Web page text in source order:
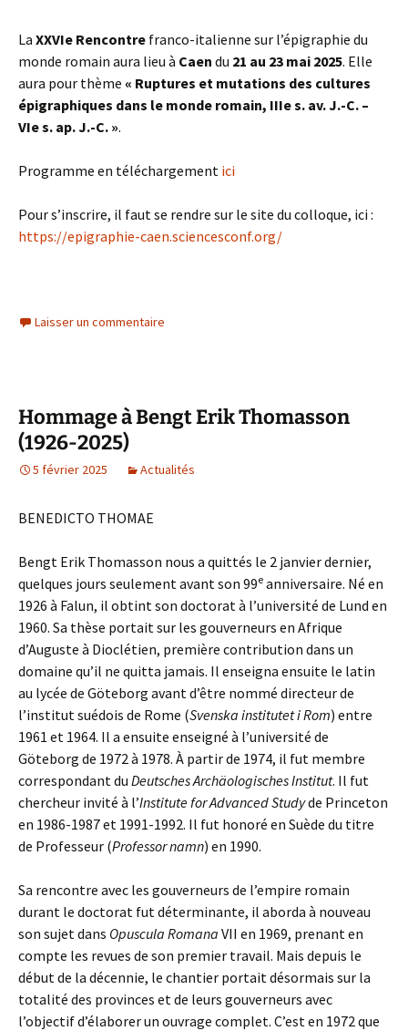
La XXVIe Rencontre franco-italienne sur l’épigraphie du
monde romain aura lieu à Caen du 21 au 23 mai 2025. Elle
aura pour thème « Ruptures et mutations des cultures
épigraphiques dans le monde romain, IIIe s. av. J.-C. –
VIe s. ap. J.-C. ».
Programme en téléchargement ici
Pour s’inscrire, il faut se rendre sur le site du colloque, ici :
https://epigraphie-caen.sciencesconf.org/
Laisser un commentaire
Hommage à Bengt Erik Thomasson
(1926-2025)
5 février 2025 Actualités
BENEDICTO THOMAE
Bengt Erik Thomasson nous a quittés le 2 janvier dernier,
quelques jours seulement avant son 99e anniversaire. Né en
1926 à Falun, il obtint son doctorat à l’université de Lund en
1960. Sa thèse portait sur les gouverneurs en Afrique
d’Auguste à Dioclétien, première contribution dans un
domaine qu’il ne quitta jamais. Il enseigna ensuite le latin
au lycée de Göteborg avant d’être nommé directeur de
l’institut suédois de Rome (Svenska institutet i Rom) entre
1961 et 1964. Il a ensuite enseigné à l’université de
Göteborg de 1972 à 1978. À partir de 1974, il fut membre
correspondant du Deutsches Archäologisches Institut. Il fut
chercheur invité à l’Institute for Advanced Studyde Princeton
en 1986-1987 et 1991-1992. Il fut honoré en Suède du titre
de Professeur (Professor namn) en 1990.
Sa rencontre avec les gouverneurs de l’empire romain
durant le doctorat fut déterminante, il aborda à nouveau
son sujet dans Opuscula Romana VII en 1969, prenant en
compte les revues de son premier travail. Mais depuis le
début de la décennie, le chantier portait désormais sur la
totalité des provinces et de leurs gouverneurs avec
l’objectif d’élaborer un ouvrage complet. C’est en 1972 que